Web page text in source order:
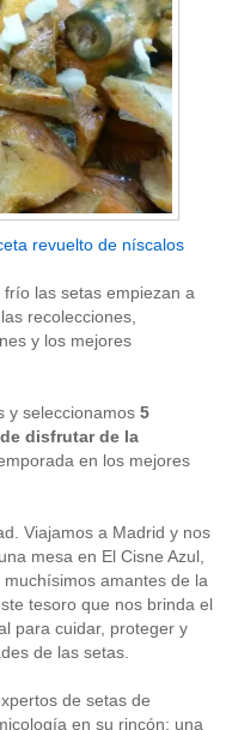
revuelto de níscalos
las setas empiezan a
recolecciones,
y los mejores
y seleccionamos 5
disfrutar de la
en los mejores
Viajamos a Madrid y nos
mesa en El Cisne Azul,
amantes de la
tesoro que nos brinda el
para cuidar, proteger y
de las setas.
de setas de
en su rincón: una